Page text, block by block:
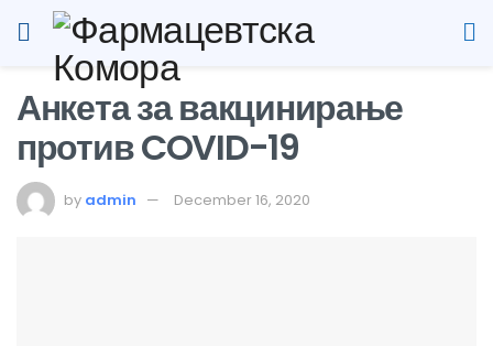
Анкета за вакцинирање
против COVID-19
by admin December 16, 2020